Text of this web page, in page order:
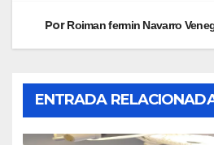
PorRoiman fermin Navarro
ENTRADA